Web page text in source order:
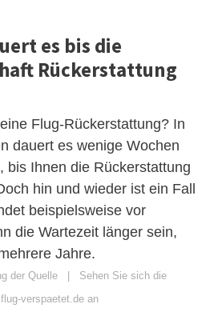
es bis die
Rückerstattung
Flug-Rückerstattung? In
dauert es wenige Wochen
bis Ihnen die Rückerstattung
hin und wieder ist ein Fall
beispielsweise vor
die Wartezeit länger sein,
Jahre.
der Quelle | Sehen Sie sich die
verspaetet.de an